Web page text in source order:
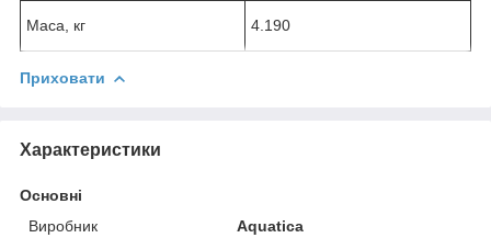
Маса, кг 4.190
Приховати
Характеристики
Основні
Виробник
Aquatica